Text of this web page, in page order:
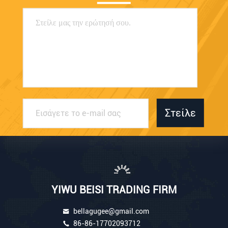
Στείλε
YIWU BEISI TRADING FIRM
bellagugee@gmail.com
86-86-17702093712